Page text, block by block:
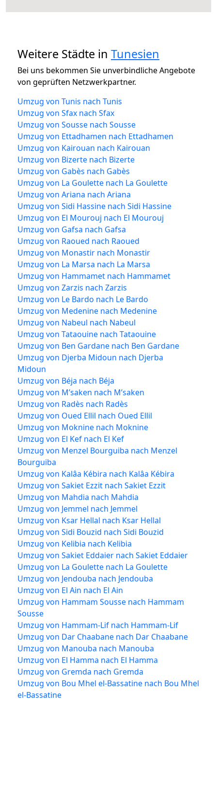
Weitere Städte in Tunesien
Bei uns bekommen Sie unverbindliche Angebote
von geprüften Netzwerkpartner.
Umzug von Tunis nach Tunis
Umzug von Sfax nach Sfax
Umzug von Sousse nach Sousse
Umzug von Ettadhamen nach Ettadhamen
Umzug von Kairouan nach Kairouan
Umzug von Bizerte nach Bizerte
Umzug von Gabès nach Gabès
Umzug von La Goulette nach La Goulette
Umzug von Ariana nach Ariana
Umzug von Sidi Hassine nach Sidi Hassine
Umzug von El Mourouj nach El Mourouj
Umzug von Gafsa nach Gafsa
Umzug von Raoued nach Raoued
Umzug von Monastir nach Monastir
Umzug von La Marsa nach La Marsa
Umzug von Hammamet nach Hammamet
Umzug von Zarzis nach Zarzis
Umzug von Le Bardo nach Le Bardo
Umzug von Medenine nach Medenine
Umzug von Nabeul nach Nabeul
Umzug von Tataouine nach Tataouine
Umzug von Ben Gardane nach Ben Gardane
Umzug von Djerba Midoun nach Djerba
Midoun
Umzug von Béja nach Béja
Umzug von M’saken nach M’saken
Umzug von Radès nach Radès
Umzug von Oued Ellil nach Oued Ellil
Umzug von Moknine nach Moknine
Umzug von El Kef nach El Kef
Umzug von Menzel Bourguiba nach Menzel
Bourguiba
Umzug von Kalâa Kébira nach Kalâa Kébira
Umzug von Sakiet Ezzit nach Sakiet Ezzit
Umzug von Mahdia nach Mahdia
Umzug von Jemmel nach Jemmel
Umzug von Ksar Hellal nach Ksar Hellal
Umzug von Sidi Bouzid nach Sidi Bouzid
Umzug von Kelibia nach Kelibia
Umzug von Sakiet Eddaier nach Sakiet Eddaier
Umzug von La Goulette nach La Goulette
Umzug von Jendouba nach Jendouba
Umzug von El Ain nach El Ain
Umzug von Hammam Sousse nach Hammam
Sousse
Umzug von Hammam-Lif nach Hammam-Lif
Umzug von Dar Chaabane nach Dar Chaabane
Umzug von Manouba nach Manouba
Umzug von El Hamma nach El Hamma
Umzug von Gremda nach Gremda
Umzug von Bou Mhel el-Bassatine nach Bou Mhel
el-Bassatine